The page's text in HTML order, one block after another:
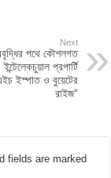
Next
পথে কৌশলগত
প্রপার্টি
ইস্পাত ও বুয়েটের
রাইজ”
fields are marked